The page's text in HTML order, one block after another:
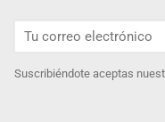
Suscribiéndote aceptas